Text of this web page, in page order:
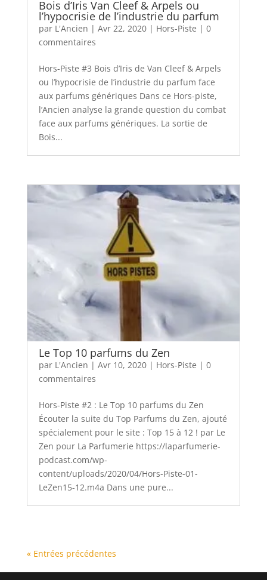
Bois d’Iris Van Cleef & Arpels ou
l’hypocrisie de l’industrie du parfum
par L'Ancien | Avr 22, 2020| Hors-Piste | 0
commentaires
Hors-Piste #3 Bois d’Iris de Van Cleef & Arpels
ou l’hypocrisie de l’industrie du parfum face
aux parfums génériques Dans ce Hors-piste,
l’Ancien analyse la grande question du combat
face aux parfums génériques. La sortie de
Bois...
Le Top 10 parfums du Zen
par L'Ancien | Avr 10, 2020| Hors-Piste | 0
commentaires
Hors-Piste #2 : Le Top 10 parfums du Zen
Écouter la suite du Top Parfums du Zen, ajouté
spécialement pour le site : Top 15 à 12 ! par Le
Zen pour La Parfumerie https://laparfumerie-
podcast.com/wp-
content/uploads/2020/04/Hors-Piste-01-
LeZen15-12.m4a Dans une pure...
« Entrées précédentes